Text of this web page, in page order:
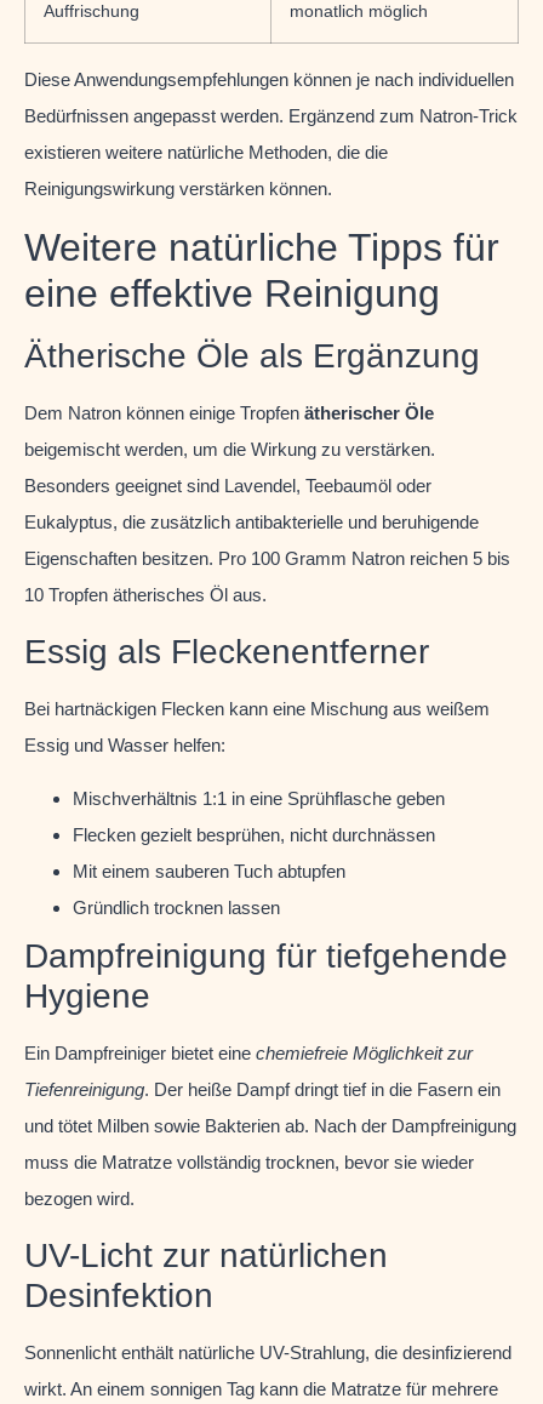
Auffrischung monatlich möglich
Diese Anwendungsempfehlungen können je nach individuellen
Bedürfnissen angepasst werden. Ergänzend zum Natron-Trick
existieren weitere natürliche Methoden, die die
Reinigungswirkung verstärken können.
Weitere natürliche Tipps für
eine effektive Reinigung
Ätherische Öle als Ergänzung
Dem Natron können einige Tropfen ätherischer Öle
beigemischt werden, um die Wirkung zu verstärken.
Besonders geeignet sind Lavendel, Teebaumöl oder
Eukalyptus, die zusätzlich antibakterielle und beruhigende
Eigenschaften besitzen. Pro 100 Gramm Natron reichen 5 bis
10 Tropfen ätherisches Öl aus.
Essig als Fleckenentferner
Bei hartnäckigen Flecken kann eine Mischung aus weißem
Essig und Wasser helfen:
Mischverhältnis 1:1 in eine Sprühflasche geben
Flecken gezielt besprühen, nicht durchnässen
Mit einem sauberen Tuch abtupfen
Gründlich trocknen lassen
Dampfreinigung für tiefgehende
Hygiene
Ein Dampfreiniger bietet eine chemiefreie Möglichkeit zur
Tiefenreinigung. Der heiße Dampf dringt tief in die Fasern ein
und tötet Milben sowie Bakterien ab. Nach der Dampfreinigung
muss die Matratze vollständig trocknen, bevor sie wieder
bezogen wird.
UV-Licht zur natürlichen
Desinfektion
Sonnenlicht enthält natürliche UV-Strahlung, die desinfizierend
wirkt. An einem sonnigen Tag kann die Matratze für mehrere